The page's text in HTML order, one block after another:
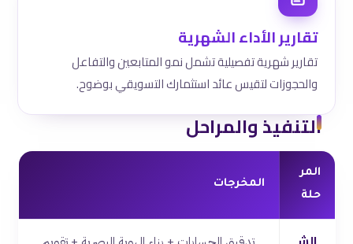
تقارير الأداء الشهرية
تقارير شهرية تفصيلية تشمل نمو المتابعين والتفاعل
والحجوزات لتقيس عائد استثمارك التسويقي بوضوح.
التنفيذ والمراحل
المر
حلة
المخرجات